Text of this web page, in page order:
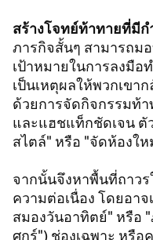
สร้างโจทย์ท้าทายที่มีก
ภารกิจสั้นๆ สามารถม
เป้าหมายในการลงมือ
เป็นเหตุผลให้พวกเขา
ด้วยการจัดกิจกรรมท้า
และแฮชแท็กชัดเจน ตั
สไตล์" หรือ "จัดห้องใ
จากนั้นจึงหาพื้นที่ถาว
ความต่อเนื่อง โดยอา
สมองวันอาทิตย์" หรือ
ศุกร์") ช่องเฉพาะ หรือ